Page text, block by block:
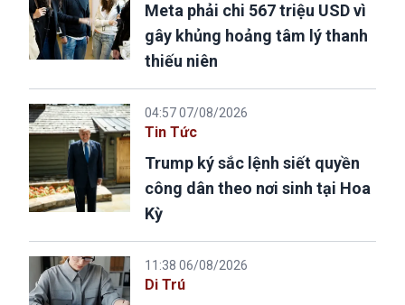
Meta phải chi 567 triệu USD vì
gây khủng hoảng tâm lý thanh
thiếu niên
04:57 07/08/2026
Tin Tức
Trump ký sắc lệnh siết quyền
công dân theo nơi sinh tại Hoa
Kỳ
11:38 06/08/2026
Di Trú